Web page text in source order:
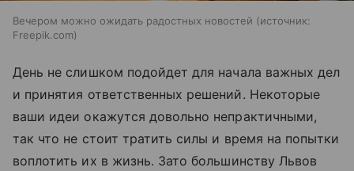
Вечером можно ожидать радостных новостей
источник:
Freepik.com
День не слишком подойдет для начала важных дел
и принятия ответственных решений. Некоторые
ваши идеи окажутся довольно непрактичными,
так что не стоит тратить силы и время на попытки
воплотить их в жизнь. Зато большинству Львов